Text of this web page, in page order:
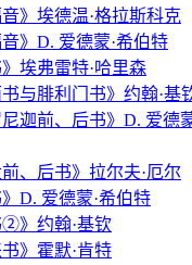
》埃德温·格拉斯科克
》D. 爱德蒙·希伯特
埃弗雷特·哈里森
与腓利门书》约翰·基
迦前、后书》D. 爱德
、后书》拉尔夫·厄尔
D. 爱德蒙·希伯特
》约翰·基钦
》霍默·肯特